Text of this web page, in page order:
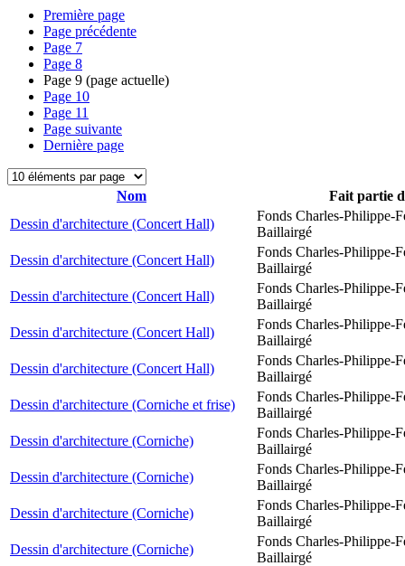
Première page
Page précédente
Page 7
Page 8
Page 9 (page actuelle)
Page 10
Page 11
Page suivante
Dernière page
Nom
Fait partie
Dessin d'architecture (Concert Hall)
Fonds Charles-Philippe-
Baillairgé
Dessin d'architecture (Concert Hall)
Fonds Charles-Philippe-
Baillairgé
Dessin d'architecture (Concert Hall)
Fonds Charles-Philippe-
Baillairgé
Dessin d'architecture (Concert Hall)
Fonds Charles-Philippe-
Baillairgé
Dessin d'architecture (Concert Hall)
Fonds Charles-Philippe-
Baillairgé
Dessin d'architecture (Corniche et frise)
Fonds Charles-Philippe-
Baillairgé
Dessin d'architecture (Corniche)
Fonds Charles-Philippe-
Baillairgé
Dessin d'architecture (Corniche)
Fonds Charles-Philippe-
Baillairgé
Dessin d'architecture (Corniche)
Fonds Charles-Philippe-
Baillairgé
Dessin d'architecture (Corniche)
Fonds Charles-Philippe-
Baillairgé